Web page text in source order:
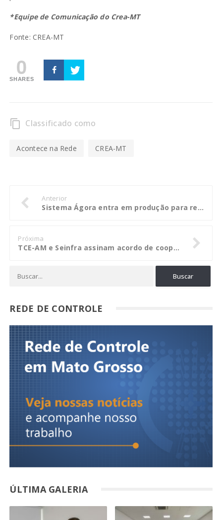
*Equipe de Comunicação do Crea-MT
Fonte: CREA-MT
0
SHARES
content_copy Classificado como
Acontece na Rede CREA-MT
Anterior
Sistema Ágora entra em produção para recebimento das prestações de contas anuais exclusivamente em meio eletrônico
Próxima
TCE-AM e Seinfra assinam acordo de cooperação técnica para fiscalizar obras do governo do Estado
REDE DE CONTROLE
ÚLTIMA GALERIA